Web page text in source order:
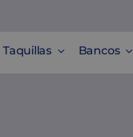
Taquillas Bancos